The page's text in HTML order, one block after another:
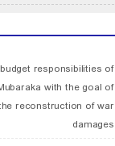
responsibilities of
with the goal of
reconstruction of war
damages